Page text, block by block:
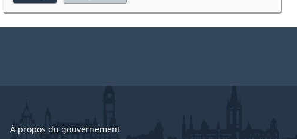
au
À propos du gouvernement